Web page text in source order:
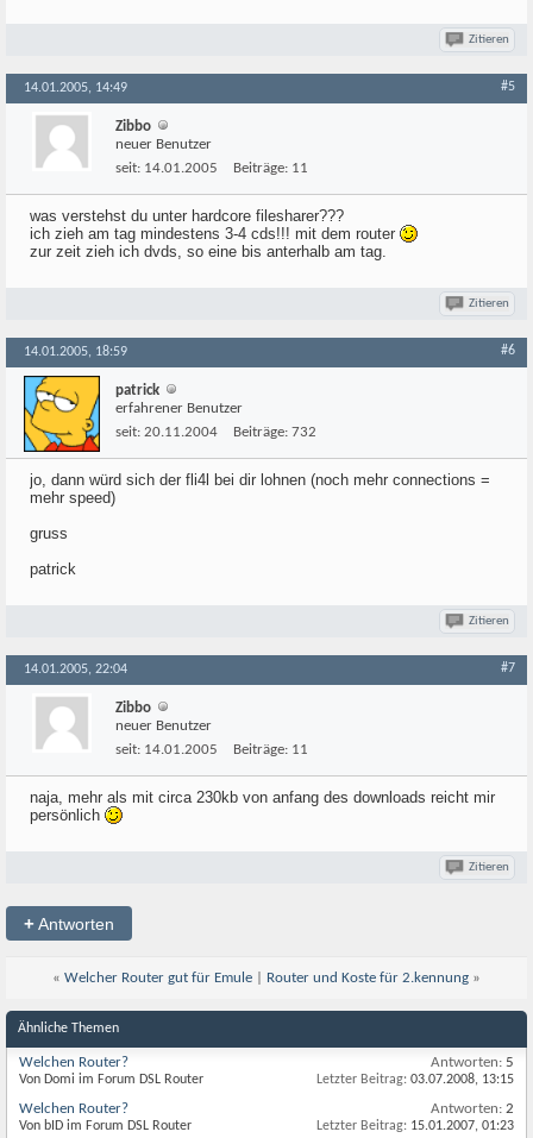
Zitieren
14.01.2005, 14:49 #5
Zibbo
neuer Benutzer
seit: 14.01.2005 Beiträge: 11
was verstehst du unter hardcore filesharer???
ich zieh am tag mindestens 3-4 cds!!! mit dem router
zur zeit zieh ich dvds, so eine bis anterhalb am tag.
Zitieren
14.01.2005, 18:59 #6
patrick
erfahrener Benutzer
seit: 20.11.2004 Beiträge: 732
jo, dann würd sich der fli4l bei dir lohnen (noch mehr connections =
mehr speed)
gruss
patrick
Zitieren
14.01.2005, 22:04 #7
Zibbo
neuer Benutzer
seit: 14.01.2005 Beiträge: 11
naja, mehr als mit circa 230kb von anfang des downloads reicht mir
persönlich
Zitieren
+Antworten
« Welcher Router gut für Emule Router und Koste für 2.kennung »
Ähnliche Themen
Welchen Router?
Von Domi im Forum DSL Router
Antworten: 5
Letzter Beitrag: 03.07.2008, 13:15
Welchen Router?
Von bID im Forum DSL Router
Antworten: 2
Letzter Beitrag: 15.01.2007, 01:23